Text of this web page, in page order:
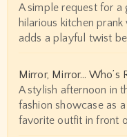
A simple request for
hilarious kitchen
adds a playful twist
Mirror, Mirror… Who’s
A stylish afternoon in
fashion showcase as
favorite outfit in front